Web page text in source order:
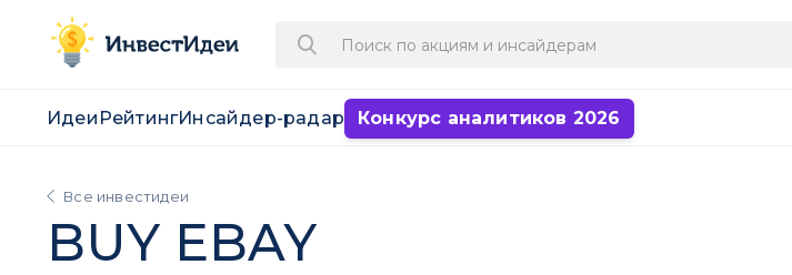
Идеи РейтингИнсайдер-радар Конкурс аналитиков 2026
Все инвестидеи
BUY EBAY